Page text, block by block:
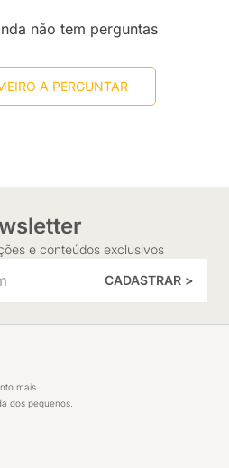
não tem perguntas
A PERGUNTAR
e conteúdos exclusivos
CADASTRAR >
mais
dos pequenos.